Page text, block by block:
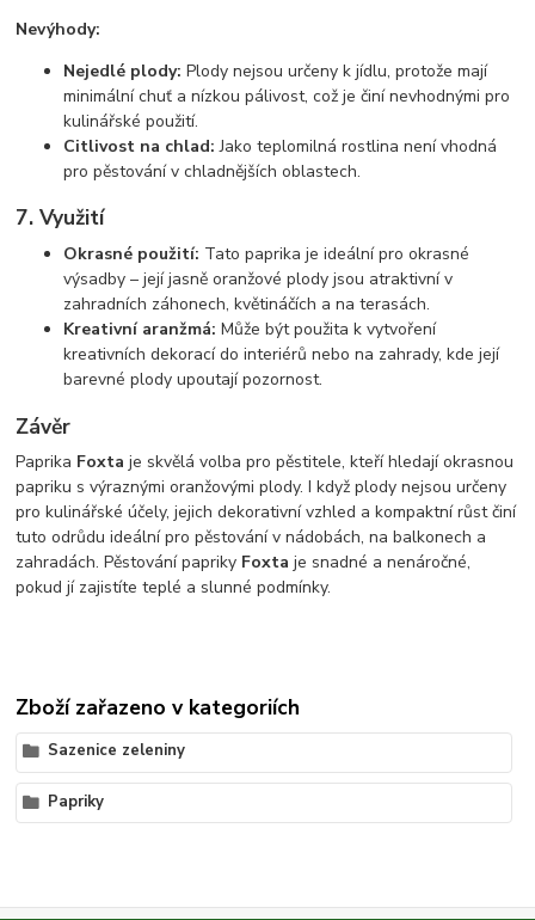
Nevýhody:
Nejedlé plody: Plody nejsou určeny k jídlu, protože mají
minimální chuť a nízkou pálivost, což je činí nevhodnými pro
kulinářské použití.
Citlivost na chlad: Jako teplomilná rostlina není vhodná
pro pěstování v chladnějších oblastech.
7. Využití
Okrasné použití: Tato paprika je ideální pro okrasné
výsadby – její jasně oranžové plody jsou atraktivní v
zahradních záhonech, květináčích a na terasách.
Kreativní aranžmá: Může být použita k vytvoření
kreativních dekorací do interiérů nebo na zahrady, kde její
barevné plody upoutají pozornost.
Závěr
Paprika Foxta je skvělá volba pro pěstitele, kteří hledají okrasnou
papriku s výraznými oranžovými plody. I když plody nejsou určeny
pro kulinářské účely, jejich dekorativní vzhled a kompaktní růst činí
tuto odrůdu ideální pro pěstování v nádobách, na balkonech a
zahradách. Pěstování papriky Foxta je snadné a nenáročné,
pokud jí zajistíte teplé a slunné podmínky.
Zboží zařazeno v kategoriích
Sazenice zeleniny
Papriky